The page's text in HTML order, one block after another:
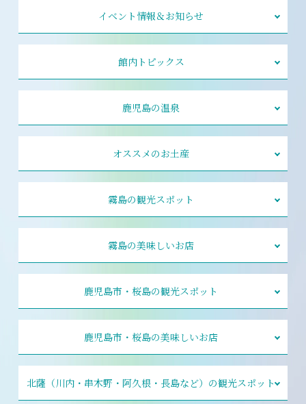
イベント情報＆お知らせ
館内トピックス
鹿児島の温泉
オススメのお土産
霧島の観光スポット
霧島の美味しいお店
鹿児島市・桜島の観光スポット
鹿児島市・桜島の美味しいお店
北薩（川内・串木野・阿久根・長島など）の観光スポット